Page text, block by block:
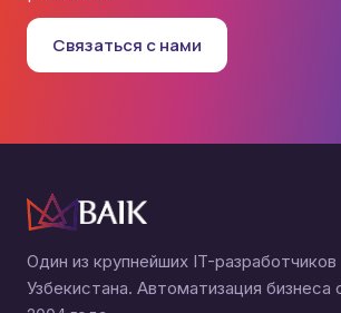
Связаться с нами
Один из крупнейших IT-разработчиков
Узбекистана. Автоматизация бизнеса